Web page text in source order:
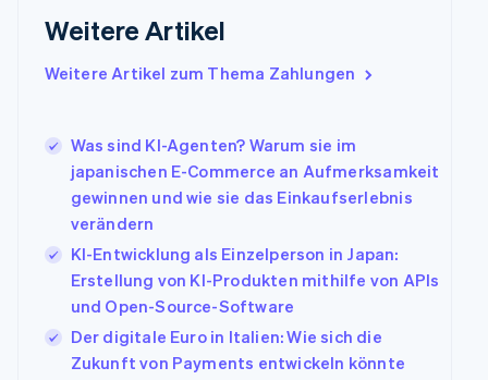
Weitere Artikel
Weitere Artikel zum Thema Zahlungen
Was sind KI-Agenten? Warum sie im
japanischen E-Commerce an Aufmerksamkeit
gewinnen und wie sie das Einkaufserlebnis
verändern
KI-Entwicklung als Einzelperson in Japan:
Erstellung von KI-Produkten mithilfe von APIs
und Open-Source-Software
Der digitale Euro in Italien: Wie sich die
Zukunft von Payments entwickeln könnte
English
Indien
English
Italien
ItalianoEnglish
Japan
日本語 English
Kanada
EnglishFrançais
Kroatien
EnglishItaliano
English
Liechtenstein